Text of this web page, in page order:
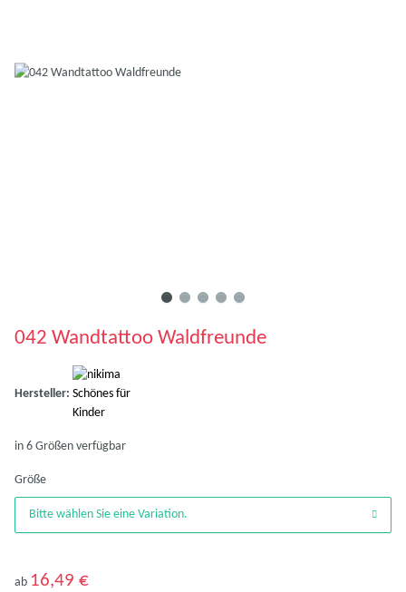
042 Wandtattoo Waldfreunde
Hersteller:
in 6 Größen verfügbar
Größe
Bitte wählen Sie eine Variation.
ab 16,49 €